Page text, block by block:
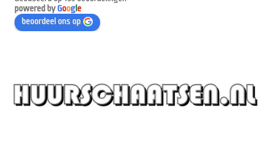
powered byGooge
beoordeel ons op